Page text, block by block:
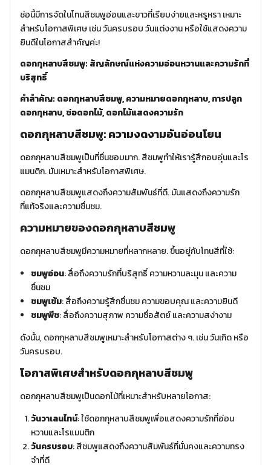
ช่อนี้มีการจัดในโทนสีชมพูอ่อนและขาวที่เรียบง่ายและหรูหรา เหมาะ
สำหรับโอกาสพิเศษ เช่น วันครบรอบ วันแต่งงาน หรือใช้แสดงความ
ยินดีในโอกาสสำคัญค่ะ!
ดอกกุหลาบสีชมพู: สัญลักษณ์แห่งความอ่อนหวานและความรักที่
บริสุทธิ์
คำสำคัญ: ดอกกุหลาบสีชมพู, ความหมายดอกกุหลาบ, การปลูก
ดอกกุหลาบ, ช่อดอกไม้, ดอกไม้แสดงความรัก
ดอกกุหลาบสีชมพู: ความงดงามอันอ่อนโยน
ดอกกุหลาบสีชมพูเป็นที่ชื่นชอบมาก. สีชมพูทำให้เรารู้สึกอบอุ่นและโร
แมนติก. มันเหมาะสำหรับโอกาสพิเศษ.
ดอกกุหลาบสีชมพูแสดงถึงความสัมพันธ์ที่ดี. มันแสดงถึงความรัก
ที่แท้จริงและความชื่นชม.
ความหมายของดอกกุหลาบสีชมพู
ดอกกุหลาบสีชมพูมีความหมายที่หลากหลาย. ขึ้นอยู่กับโทนสีที่ใช้:
ชมพูอ่อน: สื่อถึงความรักที่บริสุทธิ์ ความหวานละมุน และความ
ชื่นชม
ชมพูเข้ม: สื่อถึงความรู้สึกชื่นชม ความขอบคุณ และความยินดี
ชมพูพีช: สื่อถึงความสุภาพ ความซื่อสัตย์ และความสง่างาม
ดังนั้น, ดอกกุหลาบสีชมพูเหมาะสำหรับโอกาสต่าง ๆ. เช่น วันเกิด หรือ
วันครบรอบ.
โอกาสพิเศษสำหรับดอกกุหลาบสีชมพู
ดอกกุหลาบสีชมพูเป็นดอกไม้ที่เหมาะสำหรับหลายโอกาส:
วันวาเลนไทน์: ใช้ดอกกุหลาบสีชมพูเพื่อแสดงความรักที่อ่อน
หวานและโรแมนติก
วันครบรอบ: สีชมพูแสดงถึงความสัมพันธ์ที่มั่นคงและความทรง
จำที่ดี